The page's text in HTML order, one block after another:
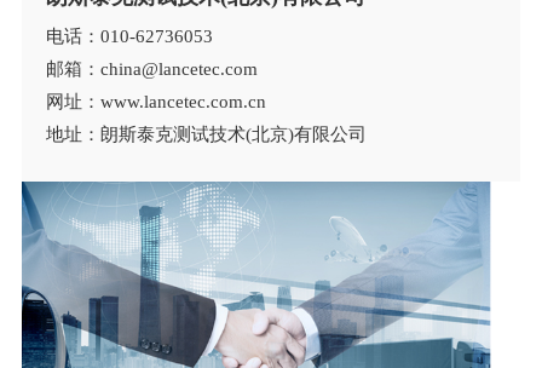
电话：010-62736053
邮箱：china@lancetec.com
网址：www.lancetec.com.cn
地址：朗斯泰克测试技术(北京)有限公司